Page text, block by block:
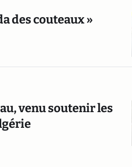
des couteaux »
venu soutenir les